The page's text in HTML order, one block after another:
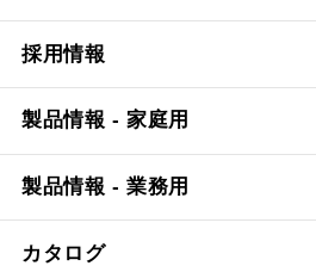
採用情報
製品情報 - 家庭用
製品情報 - 業務用
カタログ